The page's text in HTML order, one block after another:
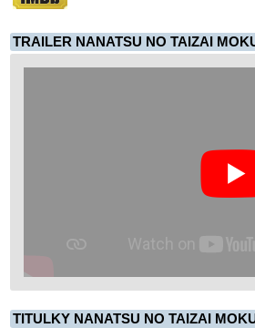
TRAILER NANATSU NO TAIZAI
TITULKY NANATSU NO TAIZAI